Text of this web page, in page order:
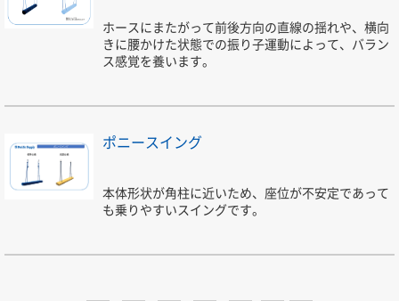
ホースにまたがって前後方向の直線の揺れや、横向
きに腰かけた状態での振り子運動によって、バラン
ス感覚を養います。
ポニースイング
本体形状が角柱に近いため、座位が不安定であって
も乗りやすいスイングです。